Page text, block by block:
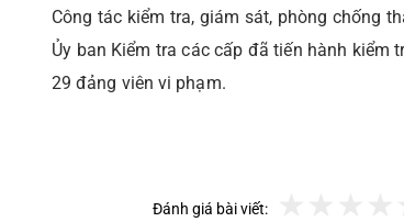
Công tác kiểm tra, giám sát, phòng chống
Ủy ban Kiểm tra các cấp đã tiến hành
29 đảng viên vi phạm.
Đánh giá bài viết: